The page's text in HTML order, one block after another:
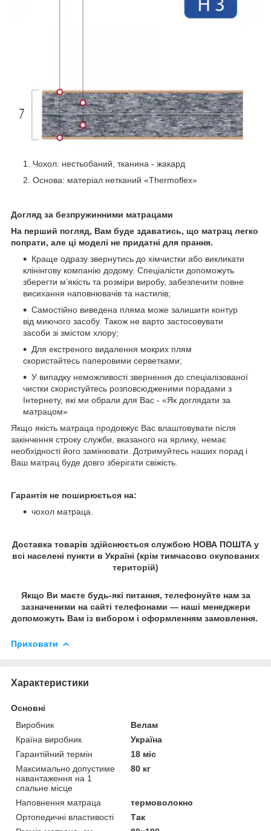
Чохол: нестьобаний, тканина - жакард
Основа: матеріал нетканий «Thermoflex»
Догляд за безпружинними матрацами
На перший погляд, Вам буде здаватись, що матрац легко
попрати, але ці моделі не придатні для прання.
Краще одразу звернутись до хімчистки або викликати
клінінгову компанію додому. Спеціалісти допоможуть
зберегти м’якість та розміри виробу, забезпечити повне
висихання наповнювачів та настилів;
Самостійно виведена пляма може залишити контур
від миючого засобу. Також не варто застосовувати
засоби зі змістом хлору;
Для екстреного видалення мокрих плям
скористайтесь паперовими серветками;
У випадку неможливості звернення до спеціалізованої
чистки скористуйтесь розповсюдженими порадами з
Інтернету, які ми обрали для Вас - «Як доглядати за
матрацом»
Якщо якість матраца продовжує Вас влаштовувати після
закінчення строку служби, вказаного на ярлику, немає
необхідності його замінювати. Дотримуйтесь наших порад і
Ваш матрац буде довго зберігати свіжість.
Гарантія не поширюється на:
чохол матраца.
Доставка товарів здійснюється службою НОВА ПОШТА у
всі населені пункти в Україні (крім тимчасово окупованих
територій)
Якщо Ви маєте будь-які питання, телефонуйте нам за
зазначеними на сайті телефонами — наші менеджери
допоможуть Вам із вибором і оформленням замовлення.
Приховати
Характеристики
Основні
Виробник
Велам
Країна виробник
Україна
Гарантійний термін
18 міс
Максимально допустиме
навантаження на 1
спальне місце
80 кг
Наповнення матраца
термоволокно
Ортопедичні властивості
Так